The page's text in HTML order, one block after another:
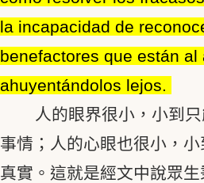
la incapacidad de
benefactores que están al
ahuyentándolos lejos.
人的眼界很小，小到
事情；人的心眼也很小，
真實。這就是經文中說眾